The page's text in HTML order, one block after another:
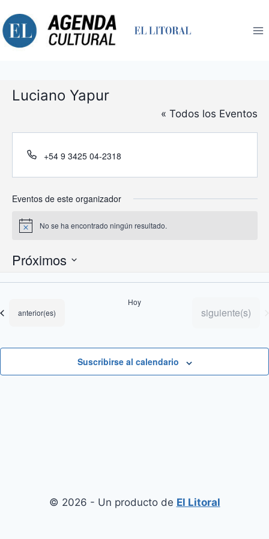
al
contenido
Luciano Yapur
« Todos los Eventos
Teléfono
+54 9 3425 04-2318
Eventos de este organizador
Aviso No se ha encontrado ningún resultado.
Próximos
fecha.
Eventos
anterior(es)
Hoy
Eventos
siguiente(s)
Suscribirse al calendario
© 2026 - Un producto de El Litoral